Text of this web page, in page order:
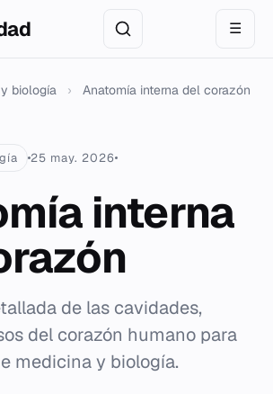
☰
biología › Anatomía interna del corazón
25 may. 2026
interna
de las cavidades,
del corazón humano para
medicina y biología.